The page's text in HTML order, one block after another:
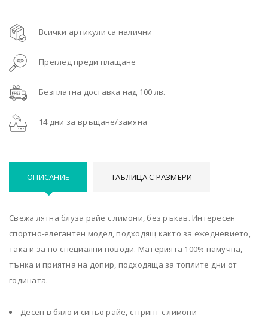
Всички артикули са налични
Преглед преди плащане
Безплатна доставка над 100 лв.
14 дни за връщане/замяна
ОПИСАНИЕ ТАБЛИЦА С РАЗМЕРИ
Свежа лятна блуза райе с лимони, без ръкав. Интересен
спортно-елегантен модел, подходящ както за ежедневието,
така и за по-специални поводи. Материята 100% памучна,
тънка и приятна на допир, подходяща за топлите дни от
годината.
Десен в бяло и синьо райе, с принт с лимони